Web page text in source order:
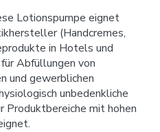
Lotionspumpe eignet
(Handcremes,
in Hotels und
Abfüllungen von
und gewerblichen
unbedenkliche
Produktbereiche mit hohen